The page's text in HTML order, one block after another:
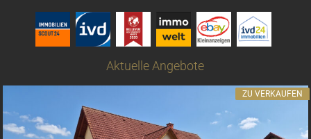
Aktuelle Angebote
ZU VERKAUFEN